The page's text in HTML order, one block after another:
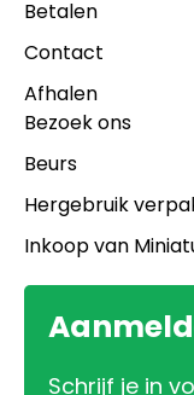
Betalen
Contact
Afhalen
Bezoek ons
Beurs
Hergebruik
Inkoop van
Schrijf je in